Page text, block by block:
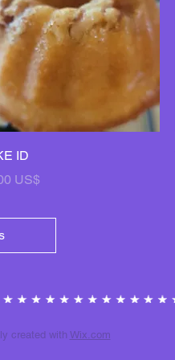
ID
US$
created with Wix.com